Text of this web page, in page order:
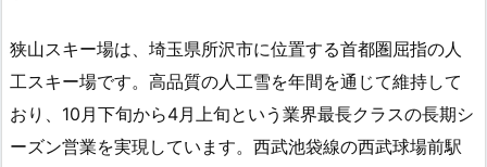
狭山スキー場は、埼玉県所沢市に位置する首都圏屈指の人
工スキー場です。高品質の人工雪を年間を通じて維持して
おり、10月下旬から4月上旬という業界最長クラスの長期シ
ーズン営業を実現しています。西武池袋線の西武球場前駅